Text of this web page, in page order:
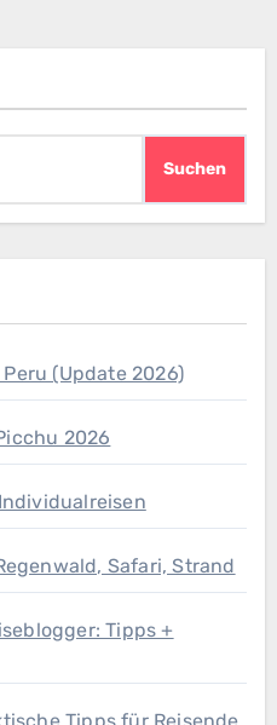
Suchen
(Update 2026)
2026
Safari, Strand
Tipps +